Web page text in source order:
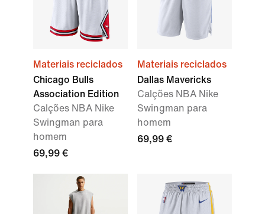
Materiais reciclados
Chicago Bulls
Association Edition
Calções NBA Nike
Swingman para
homem
69,99 €
Materiais reciclados
Dallas Mavericks
Calções NBA Nike
Swingman para
homem
69,99 €